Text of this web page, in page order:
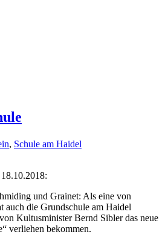
, Schule am Haidel
und Grainet: Als eine von
auch die Grundschule am Haidel
Kultusminister Bernd Sibler das neue
verliehen bekommen.